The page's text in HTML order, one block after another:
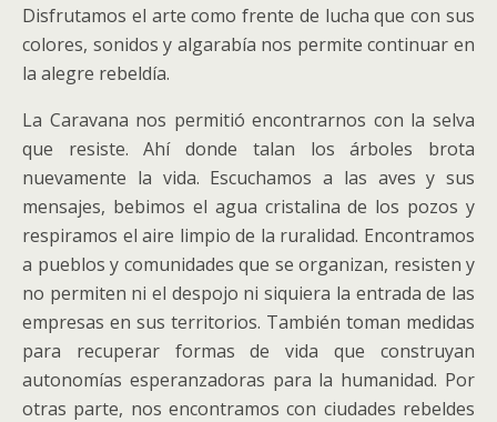
Disfrutamos el arte como frente de lucha que con sus
colores, sonidos y algarabía nos permite continuar en
la alegre rebeldía.
La Caravana nos permitió encontrarnos con la selva
que resiste. Ahí donde talan los árboles brota
nuevamente la vida. Escuchamos a las aves y sus
mensajes, bebimos el agua cristalina de los pozos y
respiramos el aire limpio de la ruralidad. Encontramos
a pueblos y comunidades que se organizan, resisten y
no permiten ni el despojo ni siquiera la entrada de las
empresas en sus territorios. También toman medidas
para recuperar formas de vida que construyan
autonomías esperanzadoras para la humanidad. Por
otras parte, nos encontramos con ciudades rebeldes